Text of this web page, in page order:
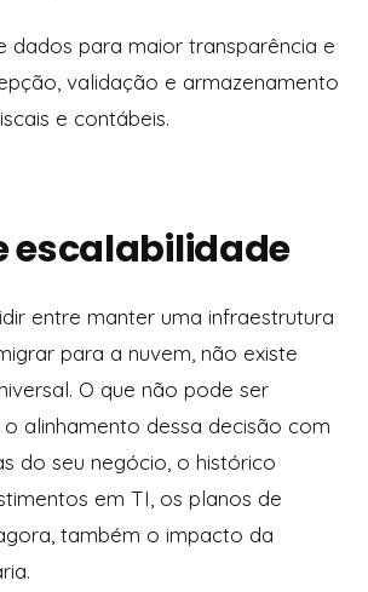
dados para maior transparência e
validação e armazenamento
e contábeis.
escalabilidade
entre manter uma infraestrutura
para a nuvem, não existe
O que não pode ser
alinhamento dessa decisão com
do seu negócio, o histórico
em TI, os planos de
também o impacto da